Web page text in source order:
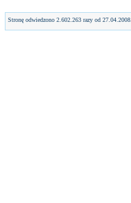
Stronę odwiedzono 2.602.263 razy od 27.04.2008.